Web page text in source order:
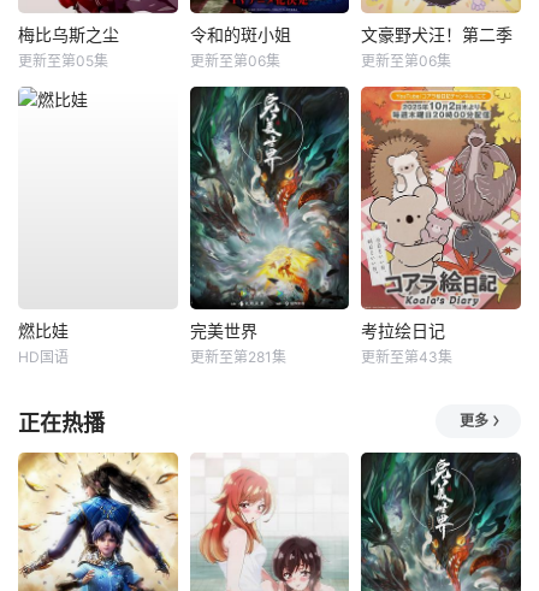
梅比乌斯之尘
更新至第05集
令和的斑小姐
更新至第06集
文豪野犬汪！第二季
更新至第06集
燃比娃
HD国语
完美世界
更新至第281集
考拉绘日记
更新至第43集
正在热播 更多